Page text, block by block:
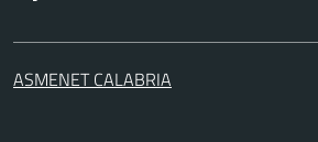
ASMENET CALABRIA